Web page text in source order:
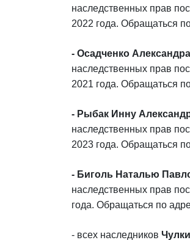
наследственных прав
2022 года. Обращаться
- Осадченко
наследственных прав
2021 года. Обращаться
- Рыбак Инну
наследственных прав
2023 года. Обращаться
- Биголь Наталью
наследственных прав
года. Обращаться по
- всех наследников